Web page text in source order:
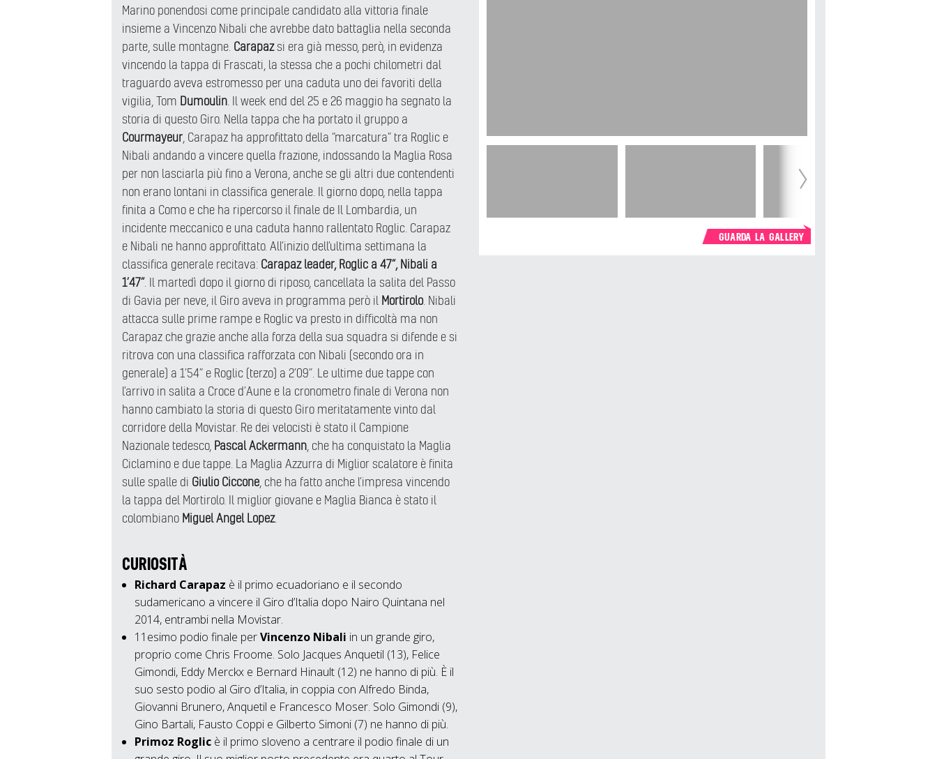
Marino ponendosi come principale candidato alla vittoria finale
insieme a Vincenzo Nibali che avrebbe dato battaglia nella seconda
parte, sulle montagne. Carapazsi era già messo, però, in evidenza
vincendo la tappa di Frascati, la stessa che a pochi chilometri dal
traguardo aveva estromesso per una caduta uno dei favoriti della
vigilia, Tom Dumoulin . Il week end del 25 e 26 maggio ha segnato la
storia di questo Giro. Nella tappa che ha portato il gruppo a
Courmayeur , Carapaz ha approfittato della “marcatura” tra Roglic e
Nibali andando a vincere quella frazione, indossando la Maglia Rosa
per non lasciarla più fino a Verona, anche se gli altri due contendenti
non erano lontani in classifica generale. Il giorno dopo, nella tappa
finita a Como e che ha ripercorso il finale de Il Lombardia, un
incidente meccanico e una caduta hanno rallentato Roglic. Carapaz
e Nibali ne hanno approfittato. All’inizio dell’ultima settimana la
classifica generale recitava: Carapaz leader, Roglic a 47”, Nibali a
1’47”. Il martedì dopo il giorno di riposo, cancellata la salita del Passo
di Gavia per neve, il Giro aveva in programma però il Mortirolo . Nibali
attacca sulle prime rampe e Roglic va presto in difficoltà ma non
Carapaz che grazie anche alla forza della sua squadra si difende e si
ritrova con una classifica rafforzata con Nibali (secondo ora in
generale) a 1’54” e Roglic (terzo) a 2’09”. Le ultime due tappe con
l’arrivo in salita a Croce d’Aune e la cronometro finale di Verona non
hanno cambiato la storia di questo Giro meritatamente vinto dal
corridore della Movistar. Re dei velocisti è stato il Campione
Nazionale tedesco, Pascal Ackermann , che ha conquistato la Maglia
Ciclamino e due tappe. La Maglia Azzurra di Miglior scalatore è finita
sulle spalle di Giulio Ciccone , che ha fatto anche l’impresa vincendo
la tappa del Mortirolo. Il miglior giovane e Maglia Bianca è stato il
colombiano Miguel Angel Lopez.
CURIOSITÀ
Richard Carapaz è il primo ecuadoriano e il secondo
sudamericano a vincere il Giro d’Italia dopo Nairo Quintana nel
2014, entrambi nella Movistar.
11esimo podio finale perVincenzo Nibali in un grande giro,
proprio come Chris Froome. Solo Jacques Anquetil (13), Felice
Gimondi, Eddy Merckx e Bernard Hinault (12) ne hanno di più. È il
suo sesto podio al Giro d’Italia, in coppia con Alfredo Binda,
Giovanni Brunero, Anquetil e Francesco Moser. Solo Gimondi (9),
Gino Bartali, Fausto Coppi e Gilberto Simoni (7) ne hanno di più.
Primoz Roglicè il primo sloveno a centrare il podio finale di un
GUARDA LA GALLERY